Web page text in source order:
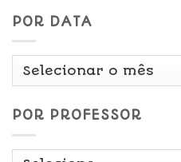
POR DATA
Por
POR PROFESSOR